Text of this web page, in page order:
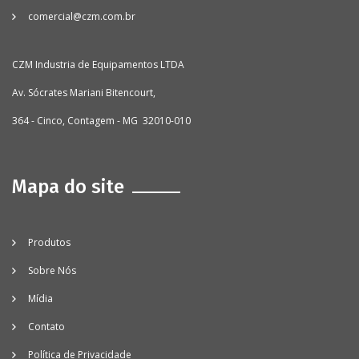
comercial@czm.com.br
CZM Industria de Equipamentos LTDA
Av. Sócrates Mariani Bitencourt,
364 - Cinco, Contagem - MG 32010-010
Mapa do site
Produtos
Sobre Nós
Mídia
Contato
Política de Privacidade